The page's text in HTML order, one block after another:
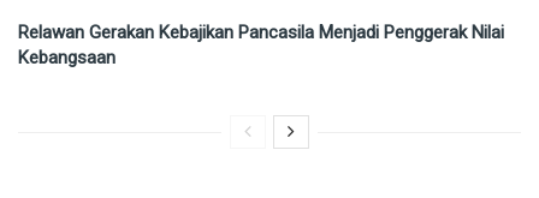
Relawan Gerakan Kebajikan Pancasila Menjadi Penggerak Nilai
Kebangsaan